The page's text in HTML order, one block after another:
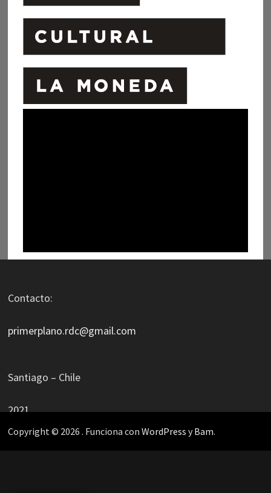
Contacto:
primerplano.rdc@gmail.com
Santiago – Chile
2021
Copyright © 2026 . Funciona con WordPress yBam.